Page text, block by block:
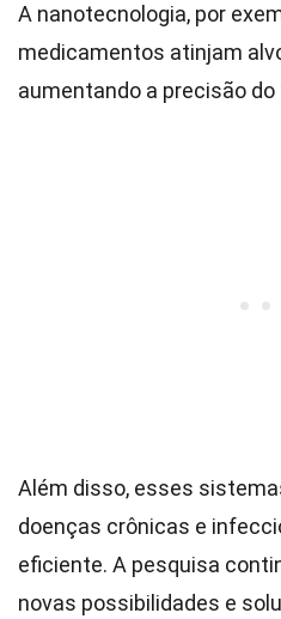
A nanotecnologia, por
medicamentos atinjam
aumentando a precisão
Além disso, esses
doenças crônicas e
eficiente. A pesquisa
novas possibilidades e